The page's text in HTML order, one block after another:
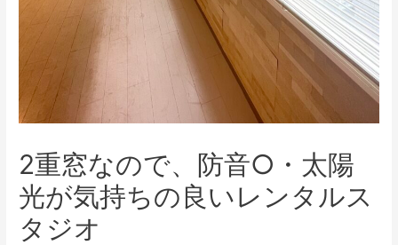
2重窓なので、防音○・太陽
光が気持ちの良いレンタルス
タジオ